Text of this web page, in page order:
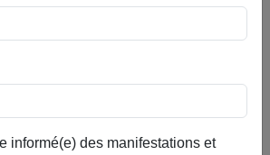
informé(e) des manifestations et